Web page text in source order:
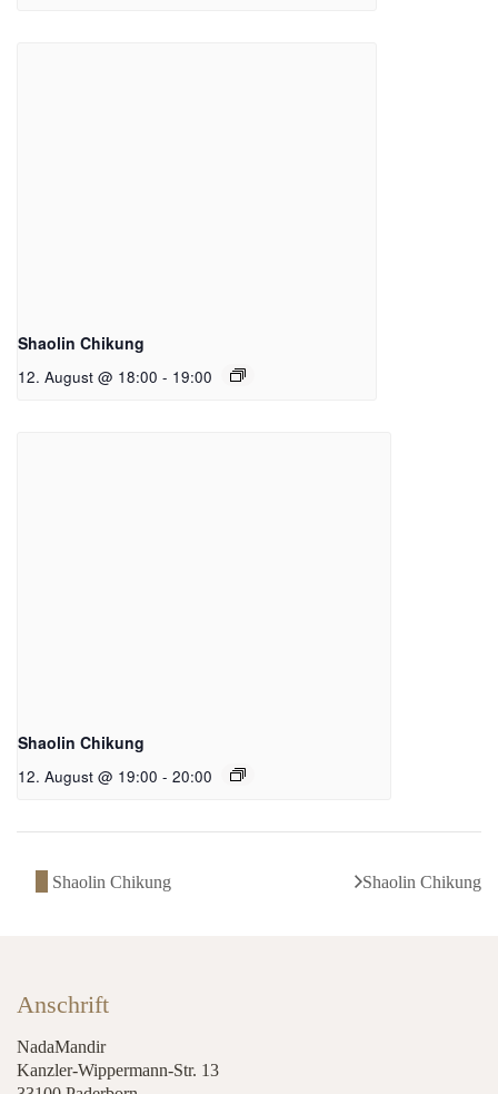
Shaolin Chikung
12. August @ 18:00 - 19:00
Shaolin Chikung
12. August @ 19:00 - 20:00
Shaolin Chikung Shaolin Chikung
Anschrift
NadaMandir
Kanzler-Wippermann-Str. 13